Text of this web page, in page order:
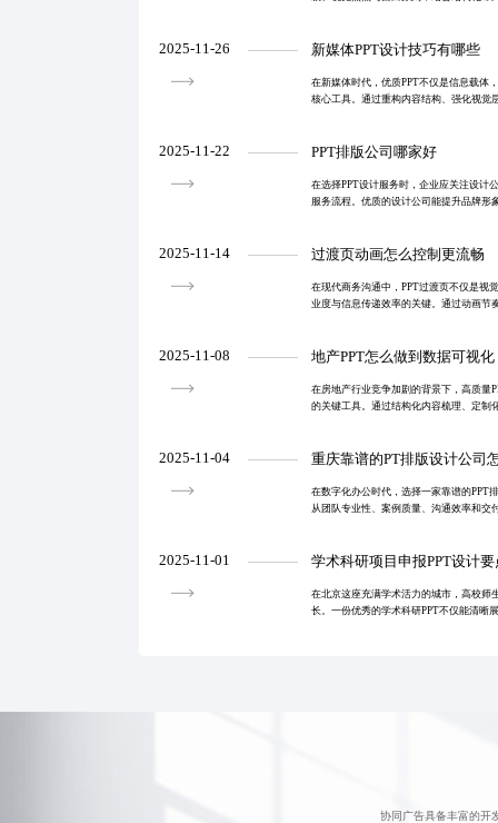
2025-11-26 新媒体PPT设计技巧有哪些
在新媒体时代，优质PPT不仅是信息载体
核心工具。通过重构内容结构、强化视觉
2025-11-22 PPT排版公司哪家好
在选择PPT设计服务时，企业应关注设计
服务流程。优质的设计公司能提升品牌形
2025-11-14 过渡页动画怎么控制更流畅
在现代商务沟通中，PPT过渡页不仅是视
业度与信息传递效率的关键。通过动画节
2025-11-08 地产PPT怎么做到数据可视化
在房地产行业竞争加剧的背景下，高质量
的关键工具。通过结构化内容梳理、定制
2025-11-04 重庆靠谱的PT排版设计公司
在数字化办公时代，选择一家靠谱的PPT
从团队专业性、案例质量、沟通效率和交
2025-11-01 学术科研项目申报PPT设计要
在北京这座充满学术活力的城市，高校师
长。一份优秀的学术科研PPT不仅能清晰
协同广告具备丰富的开